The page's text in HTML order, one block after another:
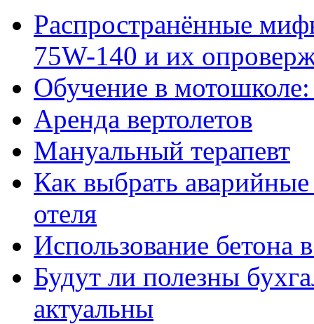
Распространённые
75W-140 и их
Обучение в
Аренда вертолетов
Мануальный терапевт
Как выбрать
отеля
Использование бетона
Будут ли полезны
актуальны